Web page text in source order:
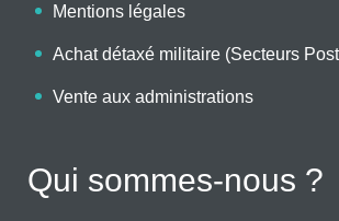
Mentions légales
Achat détaxé militaire (Secteurs
Vente aux administrations
Qui sommes-nous ?